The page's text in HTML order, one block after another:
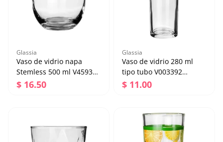
Glassia
Vaso de vidrio napa
Stemless 500 ml V459390
Glassia
Precio regular
$ 16.50
V459390 Glassia
Precio regular
$ 16.50
Glassia
Vaso de vidrio 280 ml
tipo tubo V003392
Glassia
Precio regular
$ 11.00
tipo tubo V003392
Glassia
Precio regular
$ 11.00